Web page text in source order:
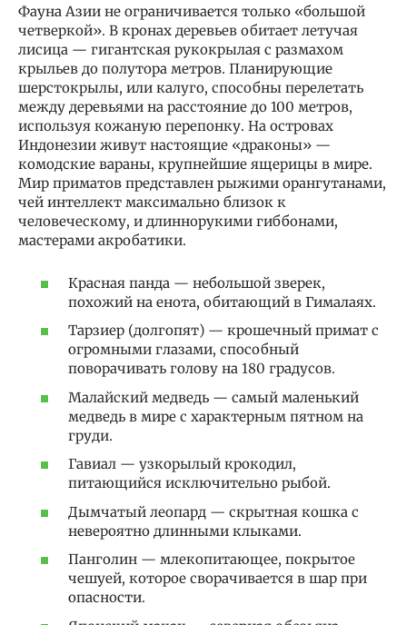
Фауна Азии не ограничивается только «большой
четверкой». В кронах деревьев обитает летучая
лисица — гигантская рукокрылая с размахом
крыльев до полутора метров. Планирующие
шерстокрылы, или калуго, способны перелетать
между деревьями на расстояние до 100 метров,
используя кожаную перепонку. На островах
Индонезии живут настоящие «драконы» —
комодские вараны, крупнейшие ящерицы в мире.
Мир приматов представлен рыжими орангутанами,
чей интеллект максимально близок к
человеческому, и длиннорукими гиббонами,
мастерами акробатики.
Красная панда — небольшой зверек,
похожий на енота, обитающий в Гималаях.
Тарзиер (долгопят) — крошечный примат с
огромными глазами, способный
поворачивать голову на 180 градусов.
Малайский медведь — самый маленький
медведь в мире с характерным пятном на
груди.
Гавиал — узкорылый крокодил,
питающийся исключительно рыбой.
Дымчатый леопард — скрытная кошка с
невероятно длинными клыками.
Панголин — млекопитающее, покрытое
чешуей, которое сворачивается в шар при
опасности.